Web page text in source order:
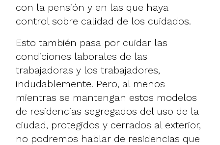
con la pensión y en las que haya
control sobre calidad de los cuidados.
Esto también pasa por cuidar las
condiciones laborales de las
trabajadoras y los trabajadores,
indudablemente. Pero, al menos
mientras se mantengan estos modelos
de residencias segregados del uso de la
ciudad, protegidos y cerrados al exterior,
no podremos hablar de residencias que